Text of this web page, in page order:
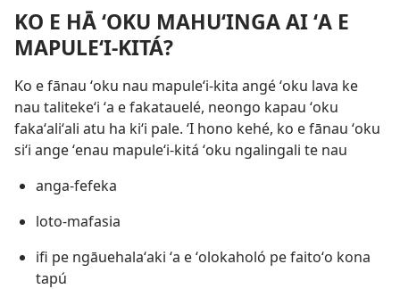
KO E HĀ ʻOKU MAHUʻINGA AI ʻA E
MAPULEʻI-KITÁ?
Ko e fānau ʻoku nau mapuleʻi-kita angé ʻoku lava ke
nau talitekeʻi ʻa e fakatauelé, neongo kapau ʻoku
fakaʻaliʻali atu ha kiʻi pale. ʻI hono kehé, ko e fānau ʻoku
siʻi ange ʻenau mapuleʻi-kitá ʻoku ngalingali te nau
anga-fefeka
loto-mafasia
ifi pe ngāuehalaʻaki ʻa e ʻolokaholó pe faitoʻo kona
tapú